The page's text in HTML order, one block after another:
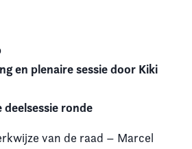
en plenaire sessie door Kiki
deelsessie ronde
van de raad – Marcel